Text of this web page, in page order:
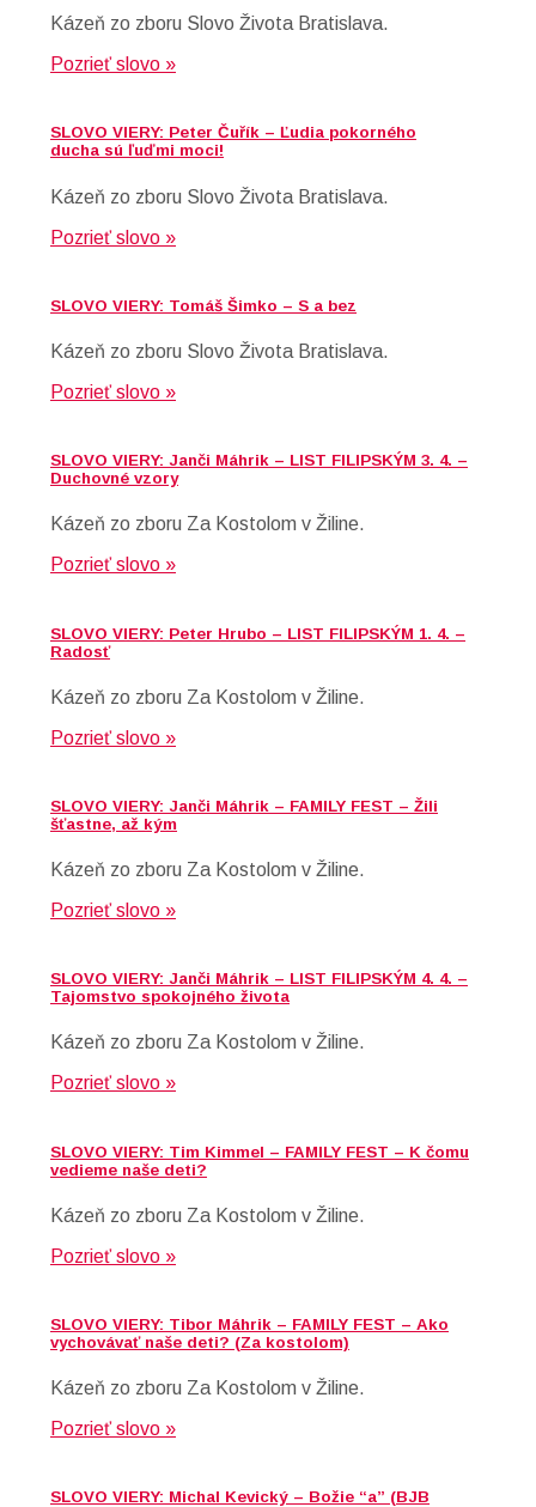
Kázeň zo zboru Slovo Života Bratislava.
Pozrieť slovo »
SLOVO VIERY: Peter Čuřík – Ľudia pokorného
ducha sú ľuďmi moci!
Kázeň zo zboru Slovo Života Bratislava.
Pozrieť slovo »
SLOVO VIERY: Tomáš Šimko – S a bez
Kázeň zo zboru Slovo Života Bratislava.
Pozrieť slovo »
SLOVO VIERY: Janči Máhrik – LIST FILIPSKÝM 3. 4. –
Duchovné vzory
Kázeň zo zboru Za Kostolom v Žiline.
Pozrieť slovo »
SLOVO VIERY: Peter Hrubo – LIST FILIPSKÝM 1. 4. –
Radosť
Kázeň zo zboru Za Kostolom v Žiline.
Pozrieť slovo »
SLOVO VIERY: Janči Máhrik – FAMILY FEST – Žili
šťastne, až kým
Kázeň zo zboru Za Kostolom v Žiline.
Pozrieť slovo »
SLOVO VIERY: Janči Máhrik – LIST FILIPSKÝM 4. 4. –
Tajomstvo spokojného života
Kázeň zo zboru Za Kostolom v Žiline.
Pozrieť slovo »
SLOVO VIERY: Tim Kimmel – FAMILY FEST – K čomu
vedieme naše deti?
Kázeň zo zboru Za Kostolom v Žiline.
Pozrieť slovo »
SLOVO VIERY: Tibor Máhrik – FAMILY FEST – Ako
vychovávať naše deti? (Za kostolom)
Kázeň zo zboru Za Kostolom v Žiline.
Pozrieť slovo »
SLOVO VIERY: Michal Kevický – Božie “a” (BJB